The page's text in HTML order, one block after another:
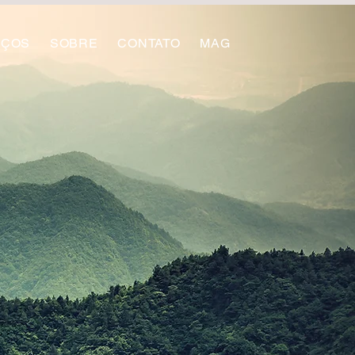
SOBRE CONTATO MAG